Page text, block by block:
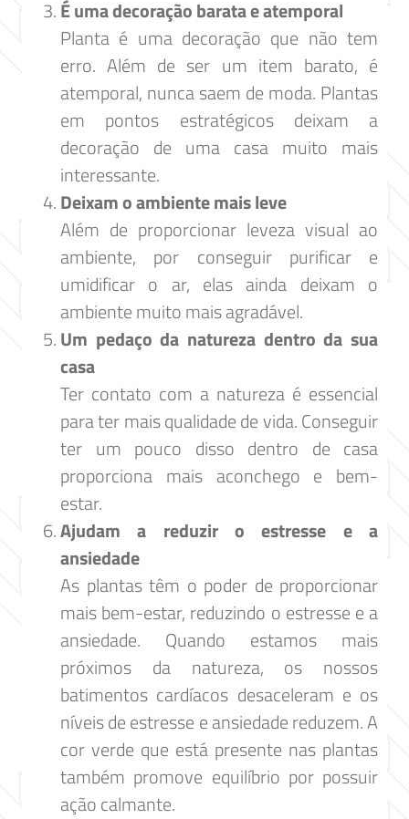
É uma decoração barata e atemporal
Planta é uma decoração que não tem
erro. Além de ser um item barato, é
atemporal, nunca saem de moda. Plantas
em pontos estratégicos deixam a
decoração de uma casa muito mais
interessante.
Deixam o ambiente mais leve
Além de proporcionar leveza visual ao
ambiente, por conseguir purificar e
umidificar o ar, elas ainda deixam o
ambiente muito mais agradável.
Um pedaço da natureza dentro da sua
casa
Ter contato com a natureza é essencial
para ter mais qualidade de vida. Conseguir
ter um pouco disso dentro de casa
proporciona mais aconchego e bem-
estar.
Ajudam a reduzir o estresse e a
ansiedade
As plantas têm o poder de proporcionar
mais bem-estar, reduzindo o estresse e a
ansiedade. Quando estamos mais
próximos da natureza, os nossos
batimentos cardíacos desaceleram e os
níveis de estresse e ansiedade reduzem. A
cor verde que está presente nas plantas
também promove equilíbrio por possuir
ação calmante.